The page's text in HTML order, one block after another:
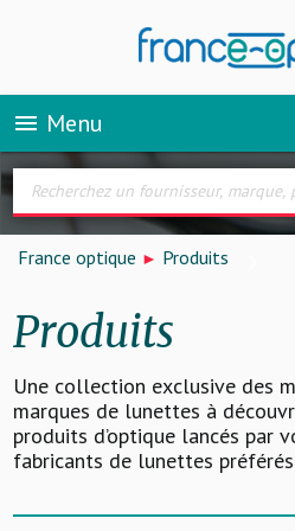
menu Menu
France optique Produits
Produits
Une collection exclusive des
marques de lunettes à
produits d’optique lancés par
fabricants de lunettes